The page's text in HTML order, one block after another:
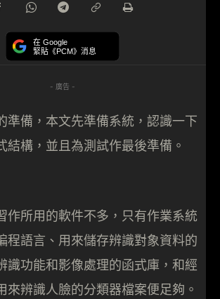
在 Google
緊貼《PCM》消息
- 廣告 -
準備，本文先準備系統，認識一下
結構，並且為測試作最後準備。
作所用的軟件不多，只有作業系統
程語言、用來儲存辨識對象資料的
識功能和影像處理的函式庫，和經
來辨識人臉的分類器檔案便足夠。